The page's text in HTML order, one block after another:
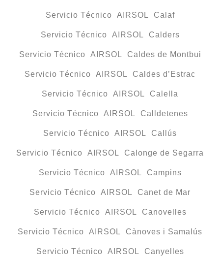
Servicio Técnico AIRSOL Calaf
Servicio Técnico AIRSOL Calders
Servicio Técnico AIRSOL Caldes de Montbui
Servicio Técnico AIRSOL Caldes d’Estrac
Servicio Técnico AIRSOL Calella
Servicio Técnico AIRSOL Calldetenes
Servicio Técnico AIRSOL Callús
Servicio Técnico AIRSOL Calonge de Segarra
Servicio Técnico AIRSOL Campins
Servicio Técnico AIRSOL Canet de Mar
Servicio Técnico AIRSOL Canovelles
Servicio Técnico AIRSOL Cànoves i Samalús
Servicio Técnico AIRSOL Canyelles